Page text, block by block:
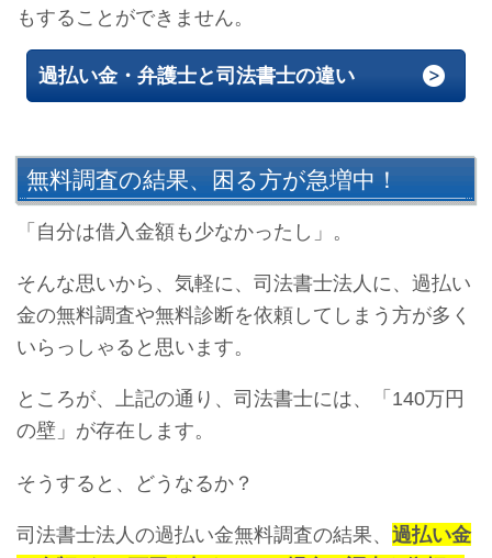
もすることができません。
過払い金・弁護士と司法書士の違い
無料調査の結果、困る方が急増中！
「自分は借入金額も少なかったし」。
そんな思いから、気軽に、司法書士法人に、過払い
金の無料調査や無料診断を依頼してしまう方が多く
いらっしゃると思います。
ところが、上記の通り、司法書士には、「140万円
の壁」が存在します。
そうすると、どうなるか？
司法書士法人の過払い金無料調査の結果、 過払い金